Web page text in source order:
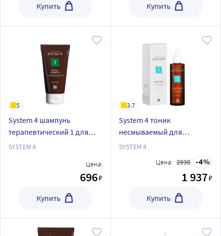
Купить Купить
5
System 4 шампунь
терапевтический 1 для
нормальной и жирной
SYSTEM 4
Цена:
696₽
Купить
3.7
System 4 тоник
несмываемый для
нормальной и жирной
SYSTEM 4
Цена: 2038 4
1 937₽
Купить